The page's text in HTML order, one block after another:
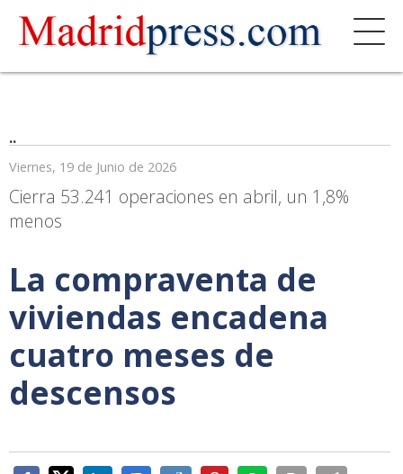
..
Viernes, 19 de Junio de 2026
Cierra 53.241 operaciones en abril, un 1,8%
menos
La compraventa de
viviendas encadena
cuatro meses de
descensos